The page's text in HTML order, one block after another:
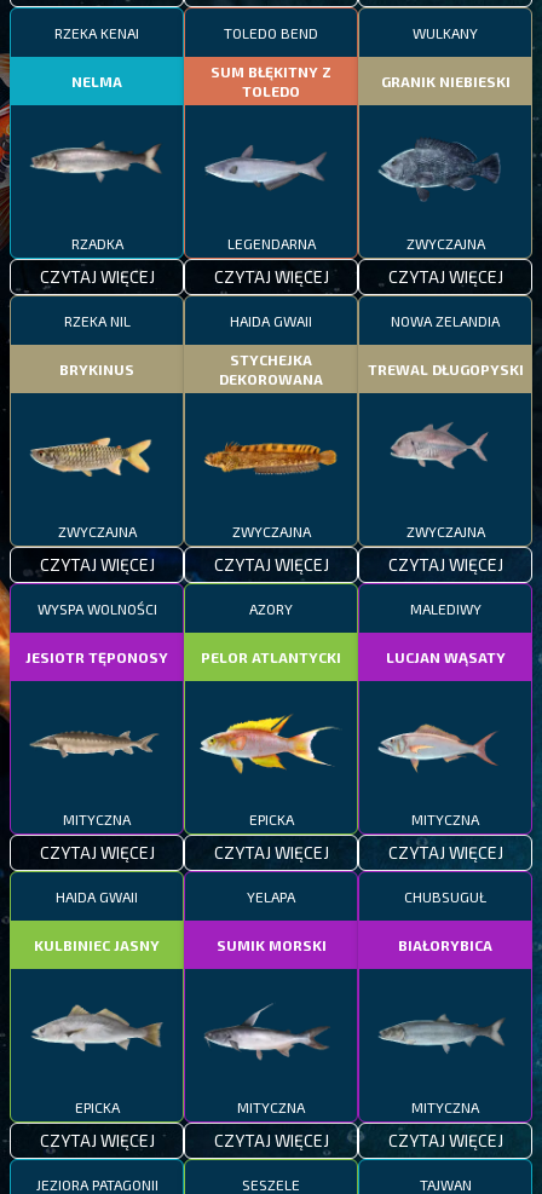
RZEKA KENAI
NELMA
RZADKA
CZYTAJ WIĘCEJ
TOLEDO BEND
SUM BŁĘKITNY Z
TOLEDO
LEGENDARNA
CZYTAJ WIĘCEJ
WULKANY
GRANIK NIEBIESKI
ZWYCZAJNA
CZYTAJ WIĘCEJ
RZEKA NIL
BRYKINUS
ZWYCZAJNA
CZYTAJ WIĘCEJ
HAIDA GWAII
STYCHEJKA
DEKOROWANA
ZWYCZAJNA
CZYTAJ WIĘCEJ
NOWA ZELANDIA
TREWAL DŁUGOPYSKI
ZWYCZAJNA
CZYTAJ WIĘCEJ
WYSPA WOLNOŚCI
JESIOTR TĘPONOSY
MITYCZNA
CZYTAJ WIĘCEJ
AZORY
PELOR ATLANTYCKI
EPICKA
CZYTAJ WIĘCEJ
MALEDIWY
LUCJAN WĄSATY
MITYCZNA
CZYTAJ WIĘCEJ
HAIDA GWAII
KULBINIEC JASNY
EPICKA
CZYTAJ WIĘCEJ
YELAPA
SUMIK MORSKI
MITYCZNA
CZYTAJ WIĘCEJ
CHUBSUGUŁ
BIAŁORYBICA
MITYCZNA
CZYTAJ WIĘCEJ
JEZIORA PATAGONII SESZELE TAJWAN